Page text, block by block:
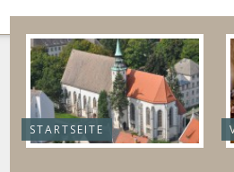
STARTSEITE